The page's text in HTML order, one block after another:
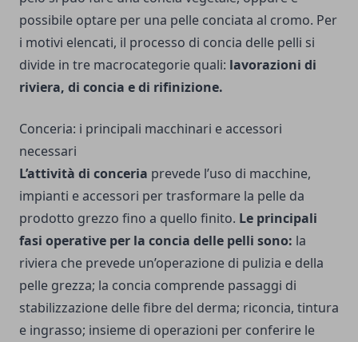
possibile optare per una pelle conciata al cromo. Per
i motivi elencati, il processo di concia delle pelli si
divide in tre macrocategorie quali: lavorazioni di
riviera, di concia e di rifinizione.
Conceria: i principali macchinari e accessori
necessari
L’attività di conceria prevede l’uso di macchine,
impianti e accessori per trasformare la pelle da
prodotto grezzo fino a quello finito. Le principali
fasi operative per la concia delle pelli sono: la
riviera che prevede un’operazione di pulizia e della
pelle grezza; la concia comprende passaggi di
stabilizzazione delle fibre del derma; riconcia, tintura
e ingrasso; insieme di operazioni per conferire le